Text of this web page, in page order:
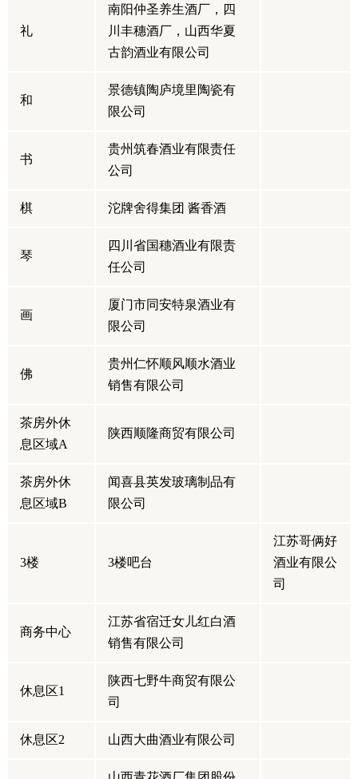
礼
南阳仲圣养生酒厂，四
川丰穗酒厂，山西华夏
古韵酒业有限公司
和
景德镇陶庐境里陶瓷有
限公司
书
贵州筑春酒业有限责任
公司
棋 沱牌舍得集团 酱香酒
琴
四川省国穗酒业有限责
任公司
画
厦门市同安特泉酒业有
限公司
佛
贵州仁怀顺风顺水酒业
销售有限公司
茶房外休
息区域A
陕西顺隆商贸有限公司
茶房外休
息区域B
闻喜县英发玻璃制品有
限公司
3楼 3楼吧台
江苏哥俩好
酒业有限公
司
商务中心
江苏省宿迁女儿红白酒
销售有限公司
休息区1
陕西七野牛商贸有限公
司
休息区2 山西大曲酒业有限公司